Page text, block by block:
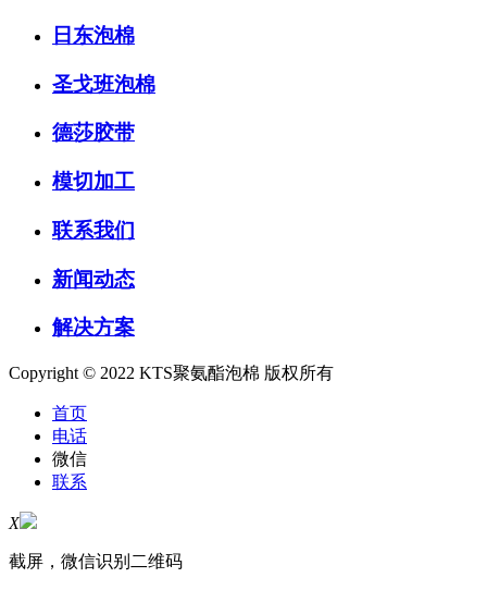
日东泡棉
圣戈班泡棉
德莎胶带
模切加工
联系我们
新闻动态
解决方案
Copyright © 2022 KTS聚氨酯泡棉 版权所有
首页
电话
微信
联系
X
截屏，微信识别二维码